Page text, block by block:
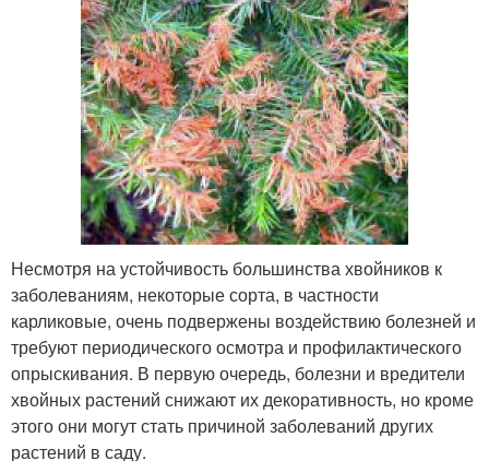
Несмотря на устойчивость большинства хвойников к
заболеваниям, некоторые сорта, в частности
карликовые, очень подвержены воздействию болезней и
требуют периодического осмотра и профилактического
опрыскивания. В первую очередь, болезни и вредители
хвойных растений снижают их декоративность, но кроме
этого они могут стать причиной заболеваний других
растений в саду.